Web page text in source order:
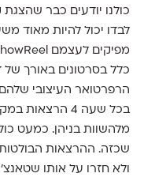
כולנו יודעים כבר
לבדו יכול להיות מאוד
כלל בסרטונים באורך
בכל שעה 4
מלהשוות בניהן. כמעט
שכזה. ההרצאות
ולא חזרו על אותו